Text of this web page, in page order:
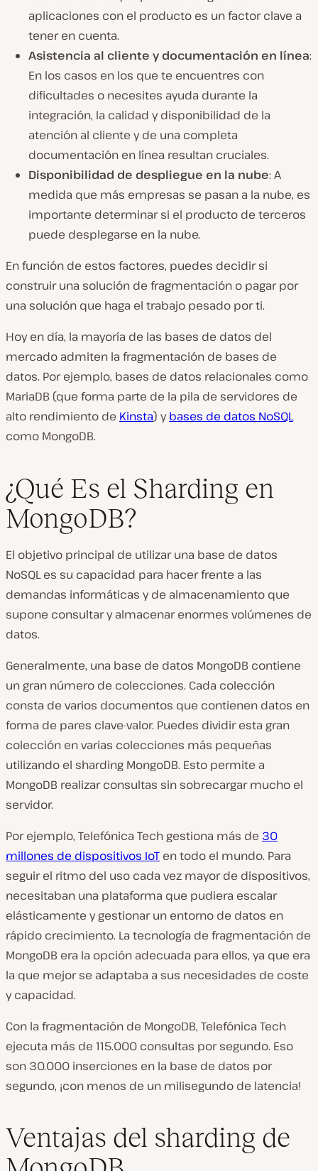
aplicaciones con el producto es un factor clave a
tener en cuenta.
Asistencia al cliente y documentación en línea:
En los casos en los que te encuentres con
dificultades o necesites ayuda durante la
integración, la calidad y disponibilidad de la
atención al cliente y de una completa
documentación en línea resultan cruciales.
Disponibilidad de despliegue en la nube: A
medida que más empresas se pasan a la nube, es
importante determinar si el producto de terceros
puede desplegarse en la nube.
En función de estos factores, puedes decidir si
construir una solución de fragmentación o pagar por
una solución que haga el trabajo pesado por ti.
Hoy en día, la mayoría de las bases de datos del
mercado admiten la fragmentación de bases de
datos. Por ejemplo, bases de datos relacionales como
MariaDB (que forma parte de la pila de servidores de
alto rendimiento de Kinsta) ybases de datos NoSQL
como MongoDB.
¿Qué Es el Sharding en
MongoDB?
El objetivo principal de utilizar una base de datos
NoSQL es su capacidad para hacer frente a las
demandas informáticas y de almacenamiento que
supone consultar y almacenar enormes volúmenes de
datos.
Generalmente, una base de datos MongoDB contiene
un gran número de colecciones. Cada colección
consta de varios documentos que contienen datos en
forma de pares clave-valor. Puedes dividir esta gran
colección en varias colecciones más pequeñas
utilizando el sharding MongoDB. Esto permite a
MongoDB realizar consultas sin sobrecargar mucho el
servidor.
Por ejemplo, Telefónica Tech gestiona más de 30
millones de dispositivos IoT en todo el mundo. Para
seguir el ritmo del uso cada vez mayor de dispositivos,
necesitaban una plataforma que pudiera escalar
elásticamente y gestionar un entorno de datos en
rápido crecimiento. La tecnología de fragmentación de
MongoDB era la opción adecuada para ellos, ya que era
la que mejor se adaptaba a sus necesidades de coste
y capacidad.
Con la fragmentación de MongoDB, Telefónica Tech
ejecuta más de 115.000 consultas por segundo. Eso
son 30.000 inserciones en la base de datos por
segundo, ¡con menos de un milisegundo de latencia!
Ventajas del sharding de